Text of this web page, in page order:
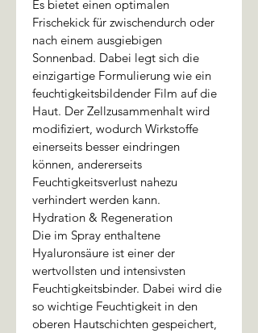
Es bietet einen optimalen
Frischekick für zwischendurch oder
nach einem ausgiebigen
Sonnenbad. Dabei legt sich die
einzigartige Formulierung wie ein
feuchtigkeitsbildender Film auf die
Haut. Der Zellzusammenhalt wird
modifiziert, wodurch Wirkstoffe
einerseits besser eindringen
können, andererseits
Feuchtigkeitsverlust nahezu
verhindert werden kann.
Hydration & Regeneration
Die im Spray enthaltene
Hyaluronsäure ist einer der
wertvollsten und intensivsten
Feuchtigkeitsbinder. Dabei wird die
so wichtige Feuchtigkeit in den
oberen Hautschichten gespeichert,